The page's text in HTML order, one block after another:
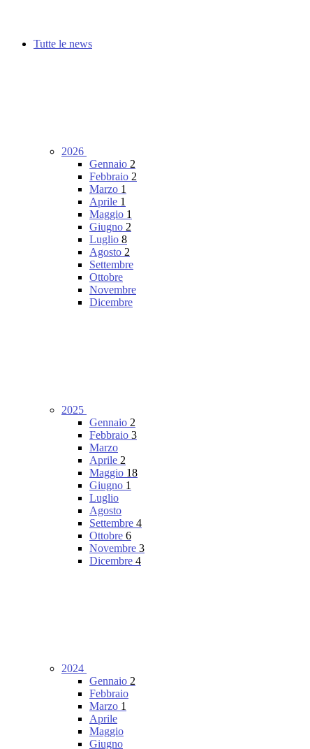
Tutte le news
2026
Gennaio 2
Febbraio 2
Marzo 1
Aprile 1
Maggio 1
Giugno 2
Luglio 8
Agosto 2
Settembre
Ottobre
Novembre
Dicembre
2025
Gennaio 2
Febbraio 3
Marzo
Aprile 2
Maggio 18
Giugno 1
Luglio
Agosto
Settembre 4
Ottobre 6
Novembre 3
Dicembre 4
2024
Gennaio 2
Febbraio
Marzo 1
Aprile
Maggio
Giugno